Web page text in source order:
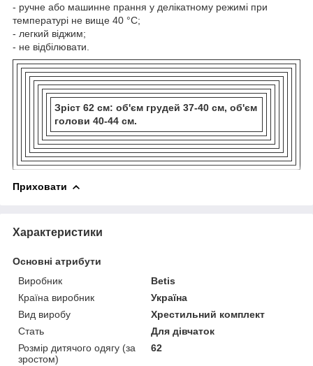
- ручне або машинне прання у делікатному режимі при
температурі не вище 40 °С;
- легкий віджим;
- не відбілювати.
Зріст 62 см: об'єм грудей 37-40 см, об'єм
голови 40-44 см.
Приховати
Характеристики
Основні атрибути
Виробник
Betis
Країна виробник
Україна
Вид виробу
Хрестильний комплект
Стать
Для дівчаток
Розмір дитячого одягу (за
зростом)
62